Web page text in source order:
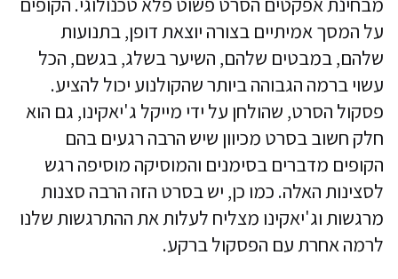
על המסך אמיתיים בצורה יוצאת דופן, בתנועות
שלהם, במבטים שלהם, השיער בשלג, בגשם, הכל
עשוי ברמה הגבוהה ביותר שהקולנוע יכול להציע.
פסקול הסרט, שהולחן על ידי מייקל ג'יאקינו, גם הוא
חלק חשוב בסרט מכיוון שיש הרבה רגעים בהם
הקופים מדברים בסימנים והמוסיקה מוסיפה רגש
לסצינות האלה. כמו כן, יש בסרט הזה הרבה סצנות
מרגשות וג'יאקינו מצליח לעלות את ההתרגשות שלנו
לרמה אחרת עם הפסקול ברקע.